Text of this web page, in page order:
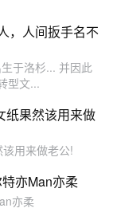
，人间扳手名不
于洛杉... 并因此
型文...
纸果然该用来做
用来做老公!
特亦Man亦柔
亦柔